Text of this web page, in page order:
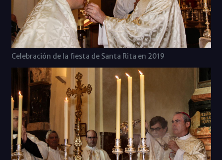
Celebración de la fiesta de Santa Rita en 2019